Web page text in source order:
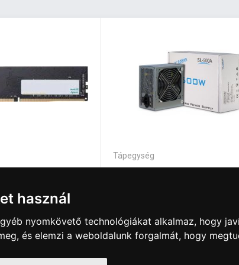
használ
nyomkövető technológiákat alkalmaz, hogy
és elemzi a weboldalunk forgalmát, hogy
Tápegység
14 060 Ft